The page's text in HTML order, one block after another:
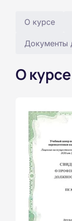
О курсе
Документы
О курсе